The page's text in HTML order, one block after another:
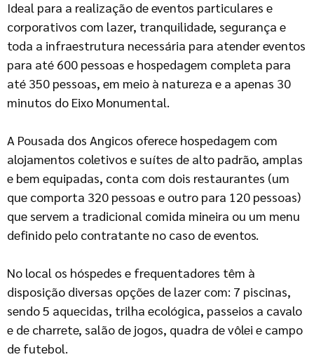
Ideal para a realização de eventos particulares e
corporativos com lazer, tranquilidade, segurança e
toda a infraestrutura necessária para atender eventos
para até 600 pessoas e hospedagem completa para
até 350 pessoas, em meio à natureza e a apenas 30
minutos do Eixo Monumental.
A Pousada dos Angicos oferece hospedagem com
alojamentos coletivos e suítes de alto padrão, amplas
e bem equipadas, conta com dois restaurantes (um
que comporta 320 pessoas e outro para 120 pessoas)
que servem a tradicional comida mineira ou um menu
definido pelo contratante no caso de eventos.
No local os hóspedes e frequentadores têm à
disposição diversas opções de lazer com: 7 piscinas,
sendo 5 aquecidas, trilha ecológica, passeios a cavalo
e de charrete, salão de jogos, quadra de vôlei e campo
de futebol.